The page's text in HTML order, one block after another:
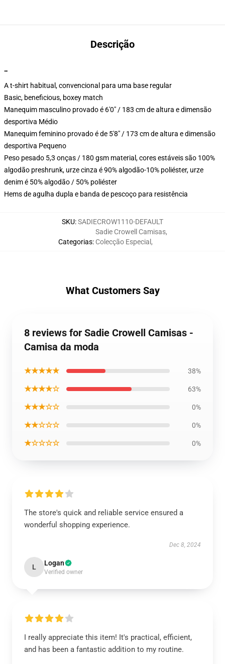
Descrição
""
A t-shirt habitual, convencional para uma base regular
Basic, beneficious, boxey match
Manequim masculino provado é 6'0" / 183 cm de altura e dimensão
desportiva Médio
Manequim feminino provado é de 5'8" / 173 cm de altura e dimensão
desportiva Pequeno
Peso pesado 5,3 onças / 180 gsm material, cores estáveis são 100%
algodão preshrunk, urze cinza é 90% algodão-10% poliéster, urze
denim é 50% algodão / 50% poliéster
Hems de agulha dupla e banda de pescoço para resistência
SKU:SADIECROW1110-DEFAULT
Categorias:
Sadie Crowell Camisas,
Colecção Especial ,
What Customers Say
8 reviews for Sadie Crowell Camisas -
Camisa da moda
★★★★★ 38%
★★★★☆ 63%
★★★☆☆ 0%
★★☆☆☆ 0%
★☆☆☆☆ 0%
The store's quick and reliable service ensured a
wonderful shopping experience.
Dec 8, 2024
L Logan
Verified owner
I really appreciate this item! It's practical, efficient,
and has been a fantastic addition to my routine.